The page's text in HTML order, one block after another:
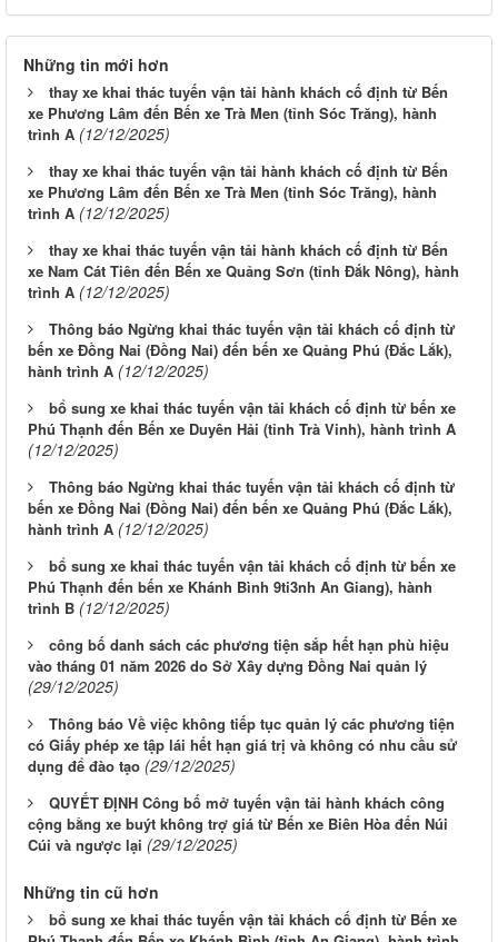
Những tin mới hơn
thay xe khai thác tuyến vận tải hành khách cố định từ Bến
xe Phương Lâm đến Bến xe Trà Men (tỉnh Sóc Trăng), hành
trình A (12/12/2025)
thay xe khai thác tuyến vận tải hành khách cố định từ Bến
xe Phương Lâm đến Bến xe Trà Men (tỉnh Sóc Trăng), hành
trình A (12/12/2025)
thay xe khai thác tuyến vận tải hành khách cố định từ Bến
xe Nam Cát Tiên đến Bến xe Quảng Sơn (tỉnh Đắk Nông), hành
trình A (12/12/2025)
Thông báo Ngừng khai thác tuyến vận tải khách cố định từ
bến xe Đồng Nai (Đồng Nai) đến bến xe Quảng Phú (Đắc Lắk),
hành trình A (12/12/2025)
bổ sung xe khai thác tuyến vận tải khách cố định từ bến xe
Phú Thạnh đến Bến xe Duyên Hải (tỉnh Trà Vinh), hành trình A
(12/12/2025)
Thông báo Ngừng khai thác tuyến vận tải khách cố định từ
bến xe Đồng Nai (Đồng Nai) đến bến xe Quảng Phú (Đắc Lắk),
hành trình A (12/12/2025)
bổ sung xe khai thác tuyến vận tải khách cố định từ bến xe
Phú Thạnh đến bến xe Khánh Bình 9ti3nh An Giang), hành
trình B (12/12/2025)
công bố danh sách các phương tiện sắp hết hạn phù hiệu
vào tháng 01 năm 2026 do Sở Xây dựng Đồng Nai quản lý
(29/12/2025)
Thông báo Về việc không tiếp tục quản lý các phương tiện
có Giấy phép xe tập lái hết hạn giá trị và không có nhu cầu sử
dụng để đào tạo (29/12/2025)
QUYẾT ĐỊNH Công bố mở tuyến vận tải hành khách công
cộng bằng xe buýt không trợ giá từ Bến xe Biên Hòa đến Núi
Cúi và ngược lại (29/12/2025)
Những tin cũ hơn
bổ sung xe khai thác tuyến vận tải khách cố định từ Bến xe